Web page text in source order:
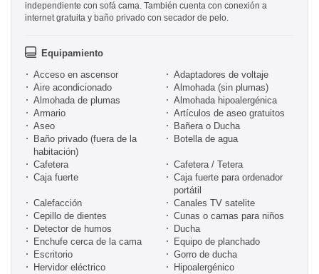
independiente con sofá cama. También cuenta con conexión a
internet gratuita y baño privado con secador de pelo.
Equipamiento
Acceso en ascensor
Adaptadores de voltaje
Aire acondicionado
Almohada (sin plumas)
Almohada de plumas
Almohada hipoalergénica
Armario
Artículos de aseo gratuitos
Aseo
Bañera o Ducha
Baño privado (fuera de la
habitación)
Botella de agua
Cafetera
Cafetera / Tetera
Caja fuerte
Caja fuerte para ordenador
portátil
Calefacción
Canales TV satelite
Cepillo de dientes
Cunas o camas para niños
Detector de humos
Ducha
Enchufe cerca de la cama
Equipo de planchado
Escritorio
Gorro de ducha
Hervidor eléctrico
Hipoalergénico